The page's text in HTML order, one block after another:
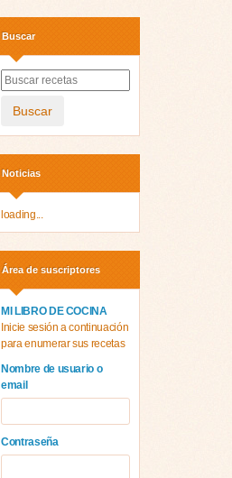
Buscar
Buscar
Noticias
loading...
Área de suscriptores
MI LIBRO DE COCINA
Inicie sesión a continuación
para enumerar sus recetas
Nombre de usuario o
email
Contraseña